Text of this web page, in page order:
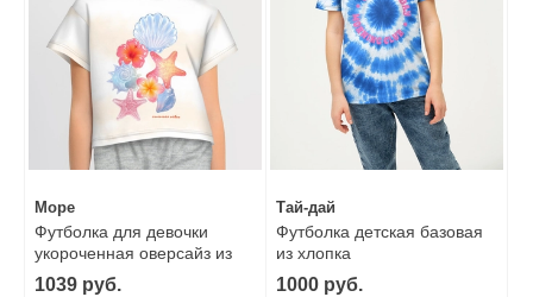
Море
Футболка для девочки
укороченная оверсайз из
хлопка
1039 руб.
Тай-дай
Футболка детская базовая
из хлопка
1000 руб.